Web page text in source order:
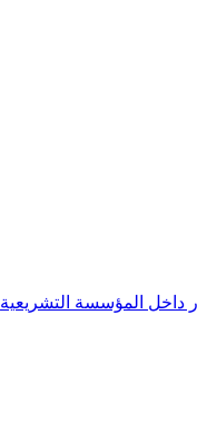
داخل المؤسسة التشريعية